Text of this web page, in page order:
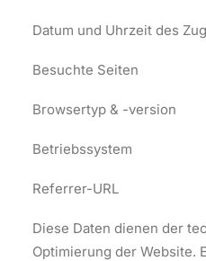
Datum und Uhrzeit des
Besuchte Seiten
Browsertyp & -version
Betriebssystem
Referrer-URL
Diese Daten dienen der
Optimierung der Website.